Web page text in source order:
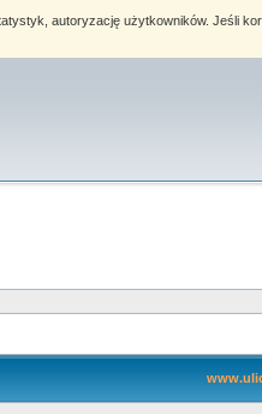
autoryzację użytkowników. Jeśli